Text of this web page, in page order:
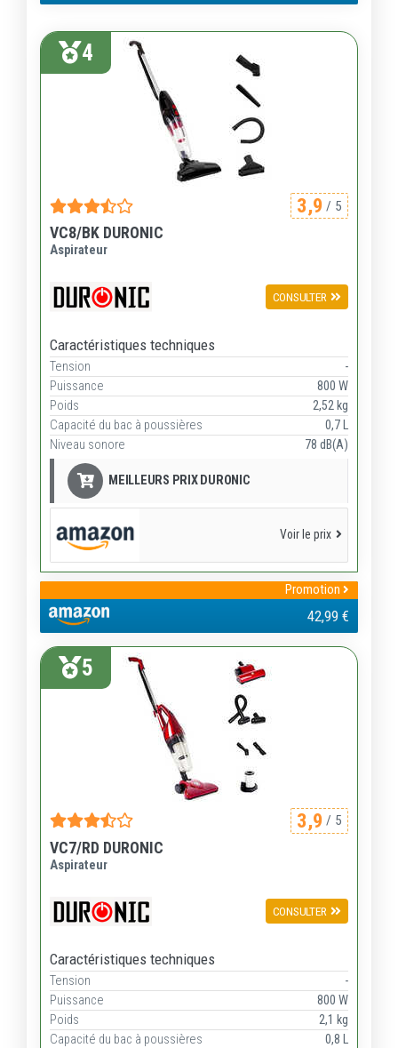
4
3,9 / 5
VC8/BK DURONIC
Aspirateur
CONSULTER
Caractéristiques techniques
Tension
-
Puissance
800 W
Poids
2,52 kg
Capacité du bac à poussières
0,7 L
Niveau sonore
78 dB(A)
MEILLEURS PRIX DURONIC
Voir le prix
Promotion
42,99 €
5
3,9 / 5
VC7/RD DURONIC
Aspirateur
CONSULTER
Caractéristiques techniques
Tension
-
Puissance
800 W
Poids
2,1 kg
Capacité du bac à poussières
0,8 L